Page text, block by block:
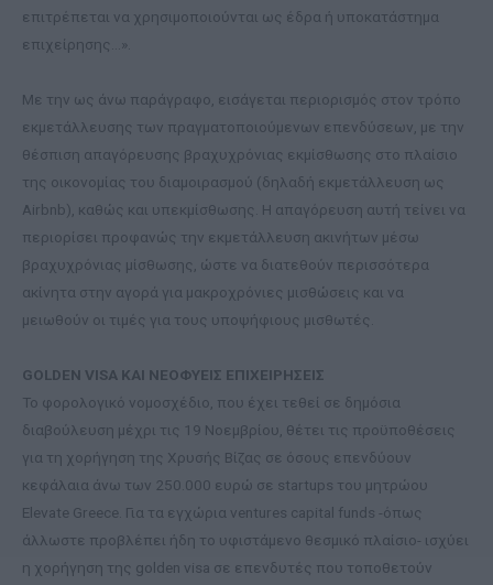
επιτρέπεται να χρησιμοποιούνται ως έδρα ή υποκατάστημα
επιχείρησης…».
Με την ως άνω παράγραφο, εισάγεται περιορισμός στον τρόπο
εκμετάλλευσης των πραγματοποιούμενων επενδύσεων, με την
θέσπιση απαγόρευσης βραχυχρόνιας εκμίσθωσης στο πλαίσιο
της οικονομίας του διαμοιρασμού (δηλαδή εκμετάλλευση ως
Airbnb), καθώς και υπεκμίσθωσης. Η απαγόρευση αυτή τείνει να
περιορίσει προφανώς την εκμετάλλευση ακινήτων μέσω
βραχυχρόνιας μίσθωσης, ώστε να διατεθούν περισσότερα
ακίνητα στην αγορά για μακροχρόνιες μισθώσεις και να
μειωθούν οι τιμές για τους υποψήφιους μισθωτές.
GOLDEN VISA ΚΑΙ ΝΕΟΦΥΕΙΣ ΕΠΙΧΕΙΡΗΣΕΙΣ
Το φορολογικό νομοσχέδιο, που έχει τεθεί σε δημόσια
διαβούλευση μέχρι τις 19 Νοεμβρίου, θέτει τις προϋποθέσεις
για τη χορήγηση της Χρυσής Βίζας σε όσους επενδύουν
κεφάλαια άνω των 250.000 ευρώ σε startups του μητρώου
Εlevate Greece. Για τα εγχώρια ventures capital funds -όπως
άλλωστε προβλέπει ήδη το υφιστάμενο θεσμικό πλαίσιο- ισχύει
η χορήγηση της golden visa σε επενδυτές που τοποθετούν